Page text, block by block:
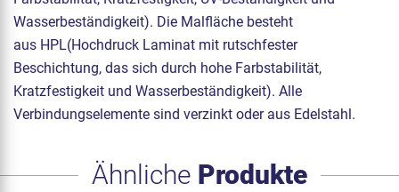
Wasserbeständigkeit). Die Malfläche besteht
aus HPL(Hochdruck Laminat mit rutschfester
Beschichtung, das sich durch hohe Farbstabilität,
Kratzfestigkeit und Wasserbeständigkeit). Alle
Verbindungselemente sind verzinkt oder aus Edelstahl.
Ähnliche Produkte